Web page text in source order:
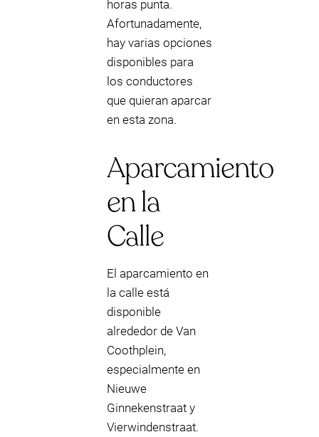
horas punta.
Afortunadamente,
hay varias opciones
disponibles para
los conductores
que quieran aparcar
en esta zona.
Aparcamiento
en la
Calle
El aparcamiento en
la calle está
disponible
alrededor de Van
Coothplein,
especialmente en
Nieuwe
Ginnekenstraat y
Vierwindenstraat.